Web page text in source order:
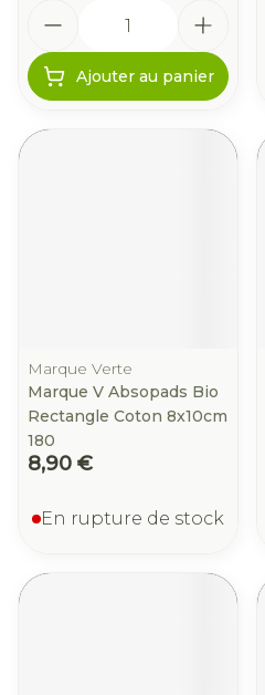
Ajouter au panier
Marque Verte
Marque V Absopads Bio
Rectangle Coton 8x10cm
180
8,90 €
En rupture de stock